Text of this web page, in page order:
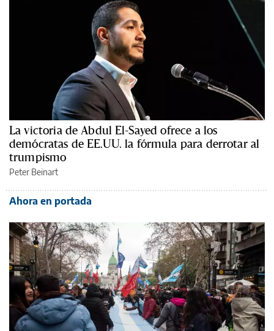
La victoria de Abdul El-Sayed ofrece a los
demócratas de EE.UU. la fórmula para derrotar al
trumpismo
Peter Beinart
Ahora en portada